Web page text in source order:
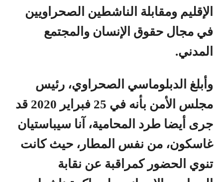
الإقليم ومقابلة الناشطين الصحراويين
في مجال حقوق الإنسان والمجتمع
المدني.
وأبلغ الدبلوماسي الصحراوي، رئيس
مجلس الأمن بأنه في 25 فبراير 2020 قد
جرى أيضا طرد المحامية، آنا سيباستيان
غاسكون، من نفس المطار، حيث كانت
تنوي الحضور كمراقبة عن نقابة